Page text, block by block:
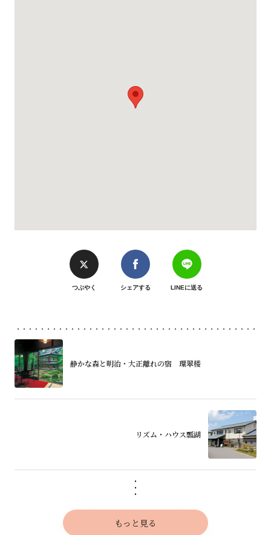
つぶやく シェアする LINEに送る
静かな森と明治・大正離れの宿 環翠楼
リズム・ハウス瓢湖
もっと見る